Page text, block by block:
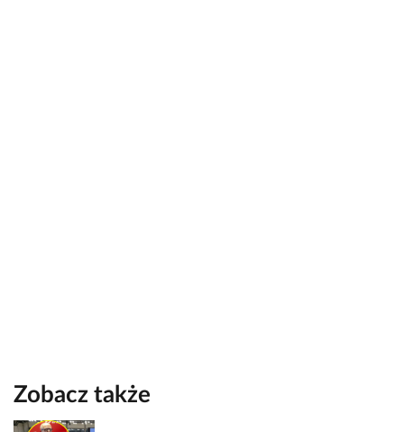
Zobacz także